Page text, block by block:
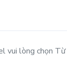
vui lòng chọn